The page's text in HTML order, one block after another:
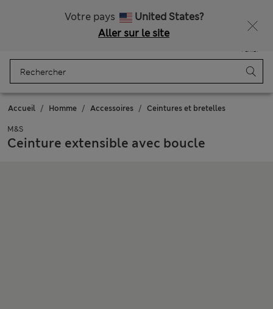
Votre pays
United States?
Aller sur le site
Panier
Accueil Homme Accessoires Ceintures et bretelles
M&S
Ceinture extensible avec boucle